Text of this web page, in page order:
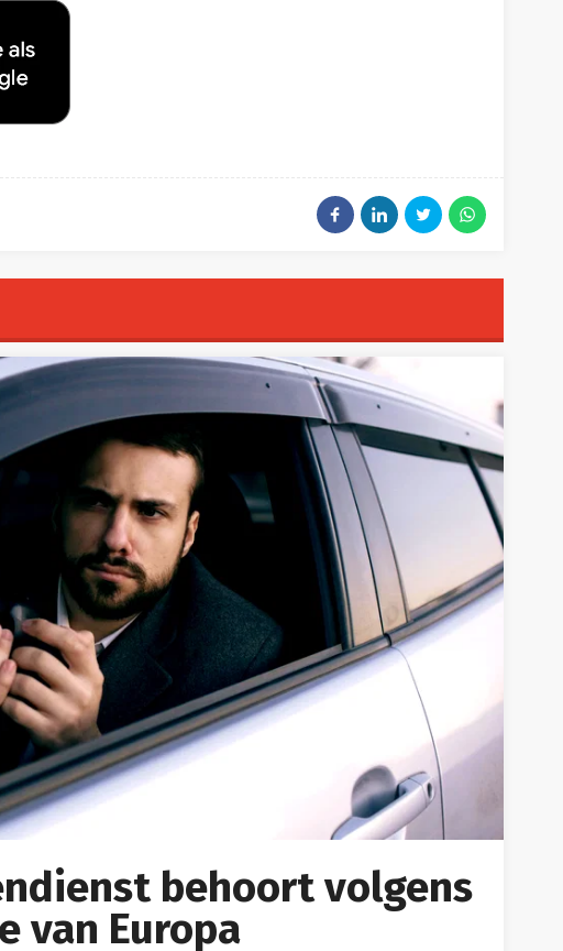
behoort volgens
van Europa